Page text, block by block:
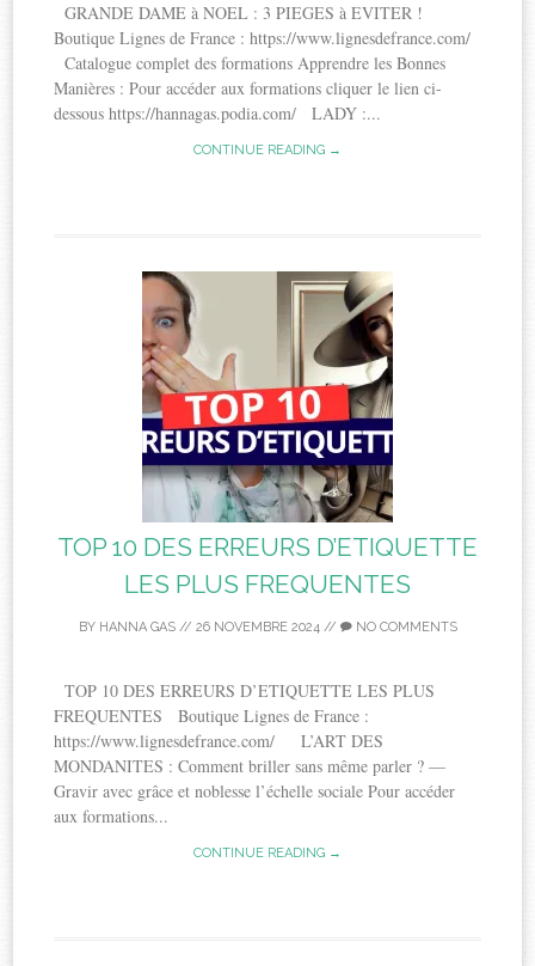
GRANDE DAME à NOEL : 3 PIEGES à EVITER !
Boutique Lignes de France : https://www.lignesdefrance.com/
Catalogue complet des formations Apprendre les Bonnes
Manières : Pour accéder aux formations cliquer le lien ci-
dessous https://hannagas.podia.com/ LADY :...
CONTINUE READING →
TOP 10 DES ERREURS D’ETIQUETTE
LES PLUS FREQUENTES
BY HANNA GAS// 26 NOVEMBRE 2024// NO COMMENTS
TOP 10 DES ERREURS D’ETIQUETTE LES PLUS
FREQUENTES Boutique Lignes de France :
https://www.lignesdefrance.com/ L’ART DES
MONDANITES : Comment briller sans même parler ? —
Gravir avec grâce et noblesse l’échelle sociale Pour accéder
aux formations...
CONTINUE READING →